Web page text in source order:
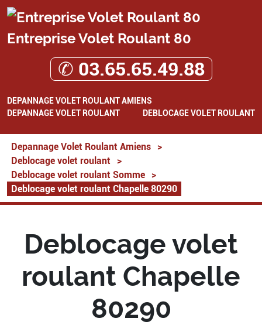
Entreprise Volet Roulant 80
✆ 03.65.65.49.88
DEPANNAGE VOLET ROULANT AMIENS
DEPANNAGE VOLET ROULANT
DEBLOCAGE VOLET ROULANT
Depannage Volet Roulant Amiens
>
Deblocage volet roulant
>
Deblocage volet roulant Somme
>
Deblocage volet roulant Chapelle 80290
Deblocage volet
roulant Chapelle
80290